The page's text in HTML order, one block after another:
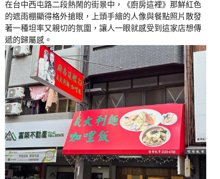
在台中西屯路二段熱鬧的街景中，《廚房這裡》那鮮紅色
的遮雨棚顯得格外搶眼，上頭手繪的人像與餐點照片散發
著一種坦率又親切的氛圍，讓人一眼就感受到這家店想傳
遞的歸屬感。